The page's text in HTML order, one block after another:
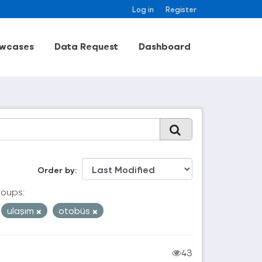
Log in Register
Data Request Dashboard
Order by
ulaşım
otobüs
43